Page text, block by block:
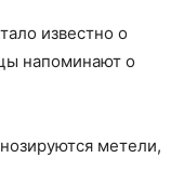
известно о
напоминают о
метели,